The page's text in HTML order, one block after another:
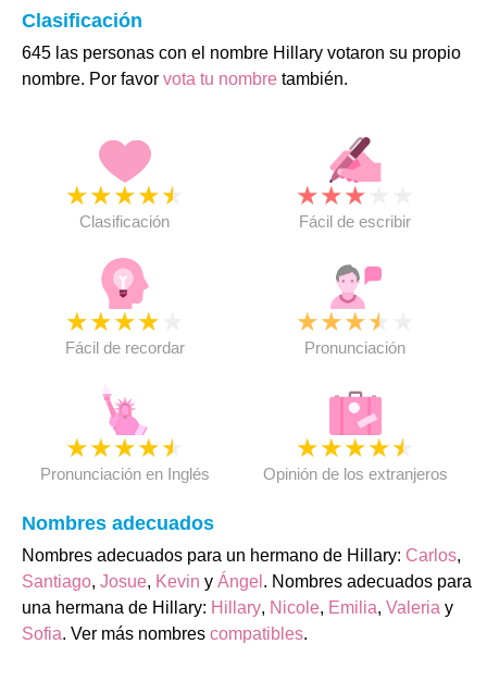
Clasificación
645 las personas con el nombre Hillary votaron su propio
nombre. Por favor vota tu nombre también.
★★★★★
Clasificación
★★★
Fácil de escribir
★★★★
Fácil de recordar
★★★★
Pronunciación
★★★★★
Pronunciación en Inglés
★★★★★
Opinión de los extranjeros
Nombres adecuados
Nombres adecuados para un hermano de Hillary: Carlos,
Santiago, Josue, Kevin y Ángel . Nombres adecuados para
una hermana de Hillary: Hillary, Nicole, Emilia, Valeria y
Sofia. Ver más nombres compatibles.